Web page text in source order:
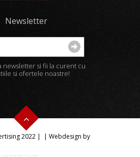
Newsletter
newsletter si fii la curent cu
si ofertele noastre!
2022 | | Webdesign by